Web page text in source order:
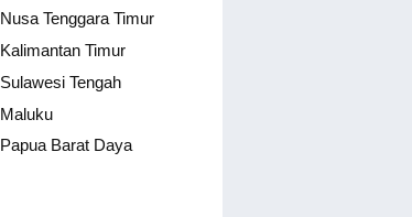
Nusa Tenggara Timur
Kalimantan Timur
Sulawesi Tengah
Maluku
Papua Barat Daya